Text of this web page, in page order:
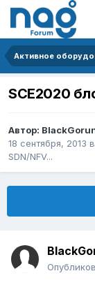
SCE2020
Автор:
18 сентября, 2013 в
SDN/NFV...